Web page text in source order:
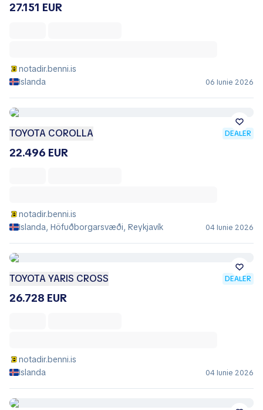
27.151 EUR
notadir.benni.is
Islanda
06 Iunie 2026
TOYOTA COROLLA DEALER
22.496 EUR
notadir.benni.is
Islanda, Höfuðborgarsvæði, Reykjavík
04 Iunie 2026
TOYOTA YARIS CROSS DEALER
26.728 EUR
notadir.benni.is
Islanda
04 Iunie 2026